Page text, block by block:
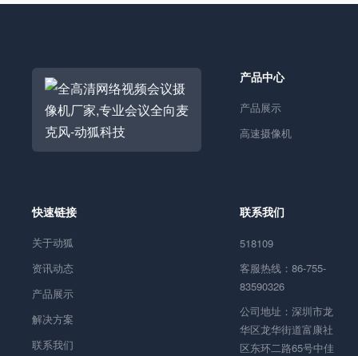
产品中心
产品展示
高速摄像机
快速链接
关于动狐
资讯动态
产品展示
解决方案
联系我们
联系我们
518109
客服热线：86-755-
83590326
公司地址：深圳市龙
华区龙华街道富康社
区东环二路65号中佳